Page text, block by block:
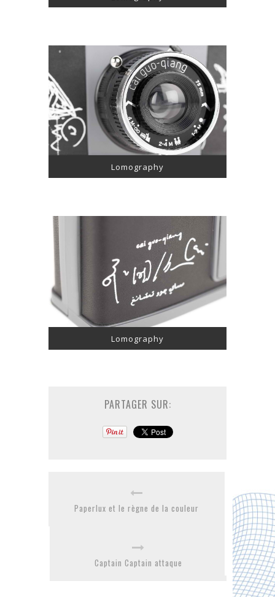
Lomography
Lomography
PARTAGER SUR:
Paperlux et le règne de la couleur
Captain Captain attaque